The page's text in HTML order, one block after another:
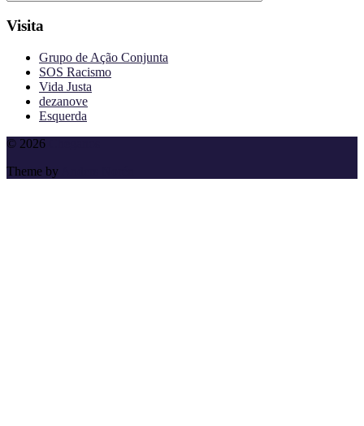
Visita
Grupo de Ação Conjunta
SOS Racismo
Vida Justa
dezanove
Esquerda
To
top
© 2026
Theme by